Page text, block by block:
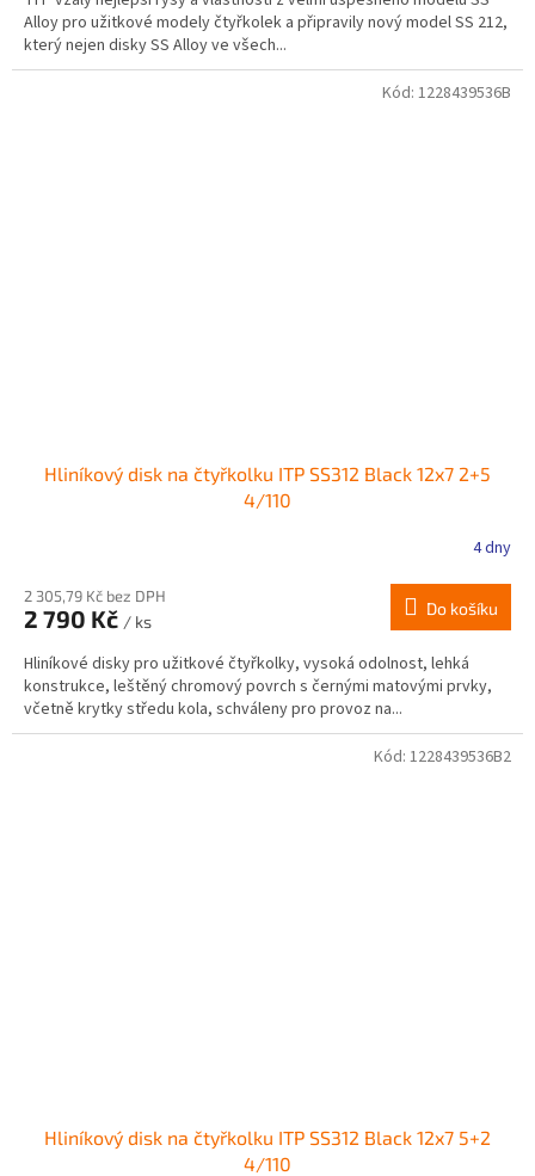
Alloy pro užitkové modely čtyřkolek a připravily nový model SS 212,
který nejen disky SS Alloy ve všech...
Hliníkový disk na čtyřkolku ITP SS312 Black 12x7 2+5
4/110
4 dny
2 305,79 Kč bez DPH
2 790 Kč / ks
Do košíku
Hliníkové disky pro užitkové čtyřkolky, vysoká odolnost, lehká
konstrukce, leštěný chromový povrch s černými matovými prvky,
včetně krytky středu kola, schváleny pro provoz na...
Kód: 1228439536B
Hliníkový disk na čtyřkolku ITP SS312 Black 12x7 5+2
4/110
Kód: 1228439536B2